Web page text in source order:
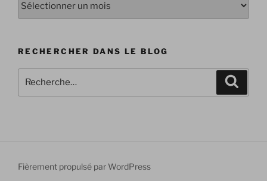
RECHERCHER DANS LE BLOG
Fièrement propulsé par WordPress